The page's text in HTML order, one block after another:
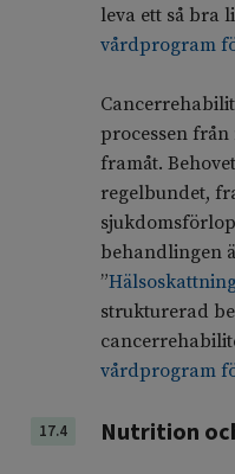
leva ett så bra
vårdprogram
processen från
framåt.
regelbundet,
behandlingen
”
strukturerad
vårdprogram
17.4 Nutrition